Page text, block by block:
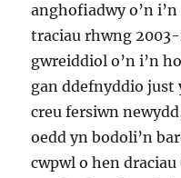
anghofiadwy o’n
traciau rhwng
gwreiddiol o’n i’n
gan ddefnyddio just
creu fersiwn
oedd yn bodoli’n
cwpwl o hen